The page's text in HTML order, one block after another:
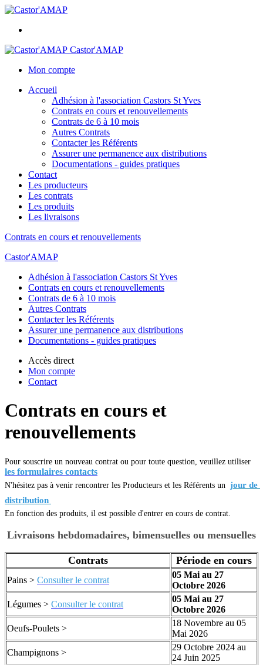
Castor'AMAP
Mon compte
Accueil
Adhésion à l'association Castors St Yves
Contrats en cours et renouvellements
Contrats de 6 à 10 mois
Autres Contrats
Contacter les Référents
Assurer une permanence aux distributions
Documentations - guides pratiques
Contact
Les producteurs
Les contrats
Les produits
Les livraisons
Contrats en cours et renouvellements
Castor'AMAP
Adhésion à l'association Castors St Yves
Contrats en cours et renouvellements
Contrats de 6 à 10 mois
Autres Contrats
Contacter les Référents
Assurer une permanence aux distributions
Documentations - guides pratiques
Accès direct
Mon compte
Contact
Contrats en cours et
renouvellements
Pour souscrire un nouveau contrat ou pour toute question, veuillez utiliser
les formulaires contacts
N'hésitez pas à venir rencontrer les Producteurs et les Référents un jour de
distribution
En fonction des produits, il est possible d'entrer en cours de contrat.
Livraisons hebdomadaires, bimensuelles ou mensuelles
Contrats Période en cours​
Pains > Consulter le contrat
05 Mai au 27
Octobre 2026
Légumes > Consulter le contrat
05 Mai au 27
Octobre 2026
Oeufs-Poulets >
18 Novembre au 05
Mai 2026
Champignons >
29 Octobre 2024 au
24 Juin 2025